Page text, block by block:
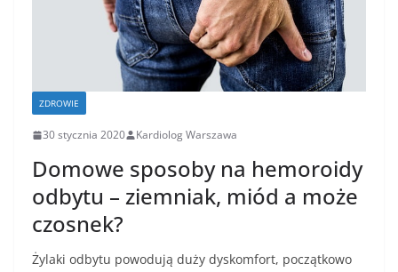
ZDROWIE
30 stycznia 2020 Kardiolog Warszawa
Domowe sposoby na hemoroidy
odbytu – ziemniak, miód a może
czosnek?
Żylaki odbytu powodują duży dyskomfort, początkowo